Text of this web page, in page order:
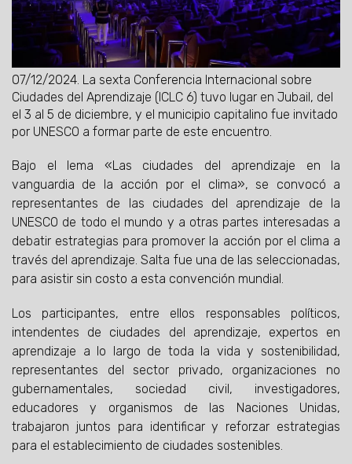
07/12/2024. La sexta Conferencia Internacional sobre
Ciudades del Aprendizaje (ICLC 6) tuvo lugar en Jubail, del
el 3 al 5 de diciembre, y el municipio capitalino fue invitado
por UNESCO a formar parte de este encuentro.
Bajo el lema «Las ciudades del aprendizaje en la
vanguardia de la acción por el clima», se convocó a
representantes de las ciudades del aprendizaje de la
UNESCO de todo el mundo y a otras partes interesadas a
debatir estrategias para promover la acción por el clima a
través del aprendizaje. Salta fue una de las seleccionadas,
para asistir sin costo a esta convención mundial.
Los participantes, entre ellos responsables políticos,
intendentes de ciudades del aprendizaje, expertos en
aprendizaje a lo largo de toda la vida y sostenibilidad,
representantes del sector privado, organizaciones no
gubernamentales, sociedad civil, investigadores,
educadores y organismos de las Naciones Unidas,
trabajaron juntos para identificar y reforzar estrategias
para el establecimiento de ciudades sostenibles.